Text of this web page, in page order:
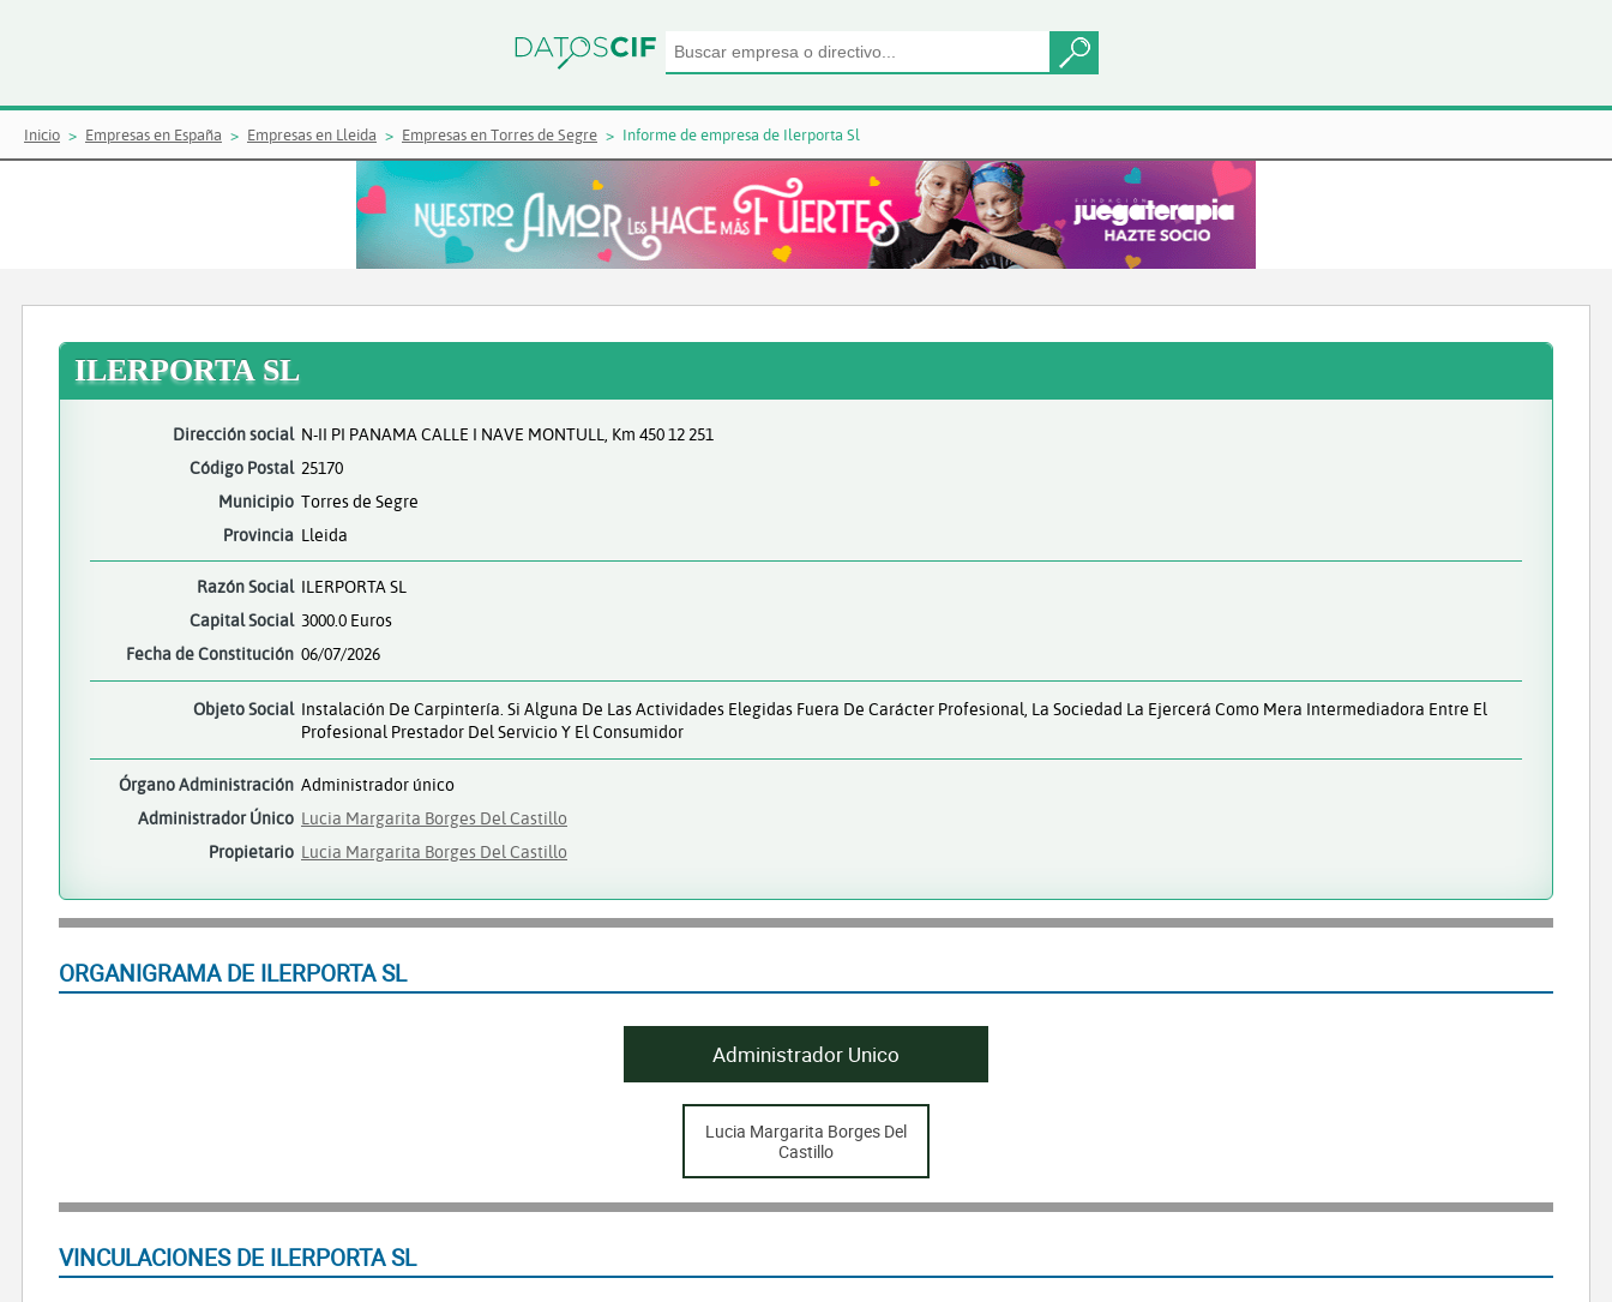
Inicio Empresas en España Empresas en Lleida Empresas en Torres de Segre Informe de empresa de Ilerporta Sl
ILERPORTA SL
Dirección social N-II PI PANAMA CALLE I NAVE MONTULL, Km 450 12 251
Código Postal 25170
Municipio Torres de Segre
Provincia Lleida
Razón Social ILERPORTA SL
Capital Social 3000.0 Euros
Fecha de Constitución 06/07/2026
Objeto Social Instalación De Carpintería. Si Alguna De Las Actividades Elegidas Fuera De Carácter Profesional, La Sociedad La Ejercerá Como Mera Intermediadora Entre El
Profesional Prestador Del Servicio Y El Consumidor
Órgano Administración Administrador único
Administrador Único Lucia Margarita Borges Del Castillo
Propietario Lucia Margarita Borges Del Castillo
ORGANIGRAMA DE ILERPORTA SL
Administrador Unico
Lucia Margarita Borges Del
Castillo
VINCULACIONES DE ILERPORTA SL